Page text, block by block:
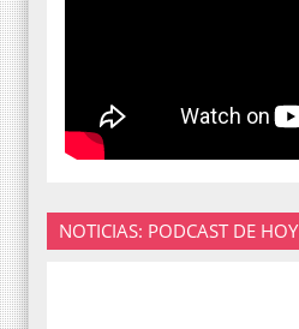
NOTICIAS: PODCAST DE HOY